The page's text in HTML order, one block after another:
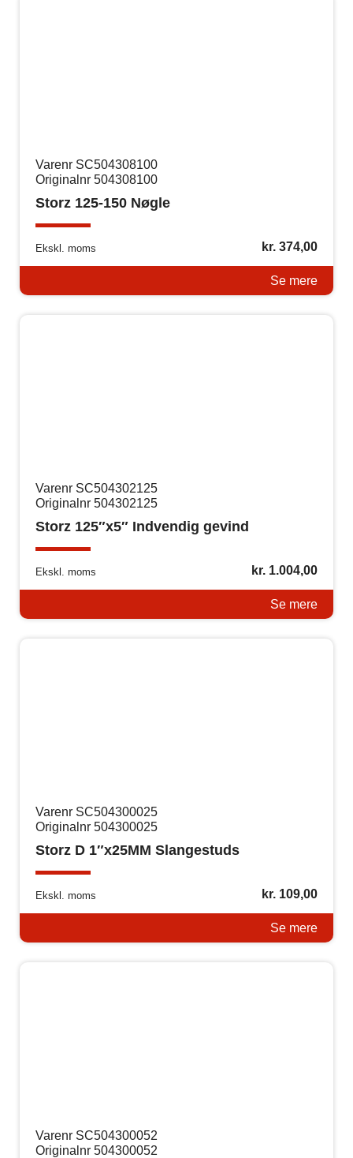
Varenr SC504308100
Originalnr 504308100
Storz 125-150 Nøgle
Ekskl. moms kr.374,00
Se mere
Varenr SC504302125
Originalnr 504302125
Storz 125″x5″ Indvendig gevind
Ekskl. moms kr.1.004,00
Se mere
Varenr SC504300025
Originalnr 504300025
Storz D 1″x25MM Slangestuds
Ekskl. moms kr.109,00
Se mere
Varenr SC504300052
Originalnr 504300052